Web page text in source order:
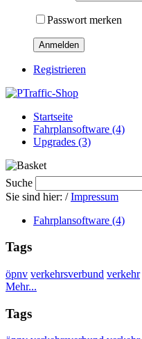
Passwort merken
Anmelden
Registrieren
Startseite
Fahrplansoftware (4)
Upgrades (3)
Suche
Sie sind hier: /Impressum
Fahrplansoftware (4)
Tags
öpnv verkehrsverbund verkehr
Mehr...
Tags